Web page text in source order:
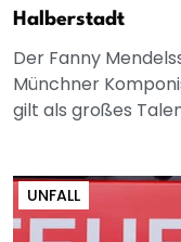
Halberstadt
Der Fanny
Münchner
gilt als großes
UNFALL